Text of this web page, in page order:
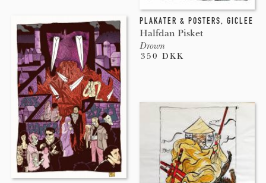
PLAKATER & POSTERS, GICLEE
Halfdan Pisket
Drown
350 DKK